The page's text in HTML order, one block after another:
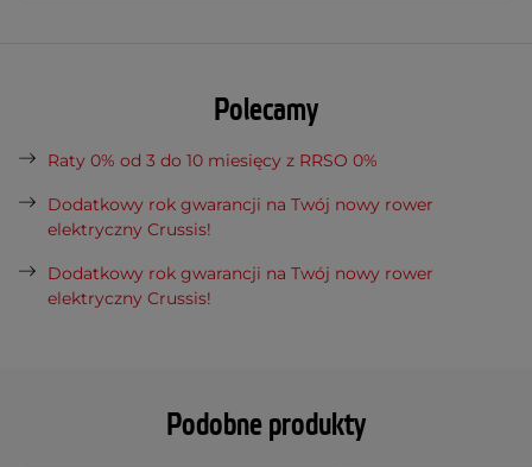
Podobne produkty
Polecamy
Raty 0% od 3 do 10 miesięcy z RRSO 0%
Dodatkowy rok gwarancji na Twój nowy rower
elektryczny Crussis!
Dodatkowy rok gwarancji na Twój nowy rower
elektryczny Crussis!